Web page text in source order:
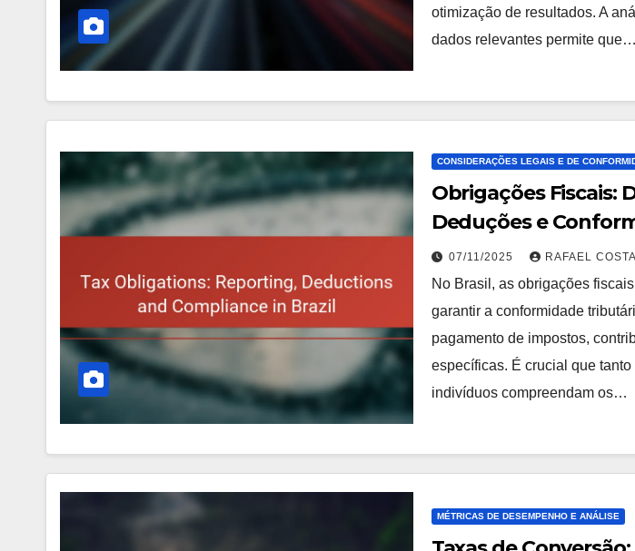
otimização de resultados. A
dados relevantes permite que…
CONSIDERAÇÕES LEGAIS E DE
Obrigações Fiscais:
Deduções e
Brasil
07/11/2025 RAFAEL COSTA
No Brasil, as obrigações
garantir a conformidade
pagamento de impostos,
específicas. É crucial que
indivíduos compreendam os…
MÉTRICAS DE DESEMPENHO E ANÁLISE